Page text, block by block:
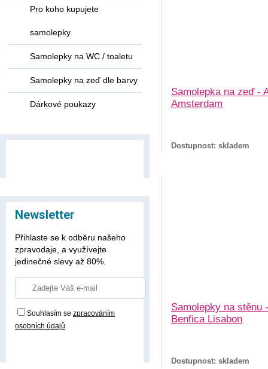
Samolepka na zeď -
Amsterdam
Dostupnost: skladem
Samolepky na stěnu -
Benfica Lisabon
Dostupnost: skladem
Pro koho kupujete
samolepky
Samolepky na WC / toaletu
Samolepky na zeď dle barvy
Dárkové poukazy
Newsletter
Přihlaste se k odběru našeho
zpravodaje, a využívejte
jedinečné slevy až 80%.
Souhlasím se zpracováním
osobních údajů.